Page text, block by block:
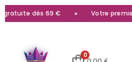
dès 69 € Votre
0